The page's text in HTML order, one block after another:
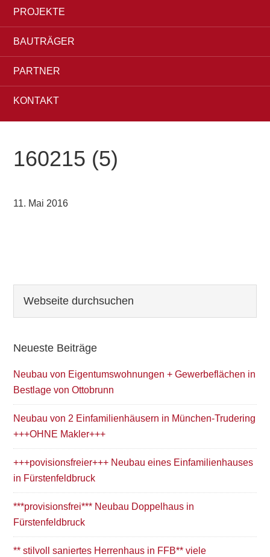
PROJEKTE
BAUTRÄGER
PARTNER
KONTAKT
160215 (5)
11. Mai 2016
Seitenspalte
durchsuchen
Neueste Beiträge
Neubau von Eigentumswohnungen + Gewerbeflächen in
Bestlage von Ottobrunn
Neubau von 2 Einfamilienhäusern in München-Trudering
+++OHNE Makler+++
+++povisionsfreier+++ Neubau eines Einfamilienhauses
in Fürstenfeldbruck
***provisionsfrei*** Neubau Doppelhaus in
Fürstenfeldbruck
** stilvoll saniertes Herrenhaus in FFB** viele